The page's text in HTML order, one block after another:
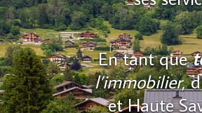
En tant que
l’immobilier,
et Haute